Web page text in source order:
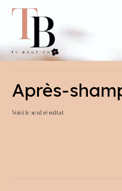
Après-
Voici le seul résultat